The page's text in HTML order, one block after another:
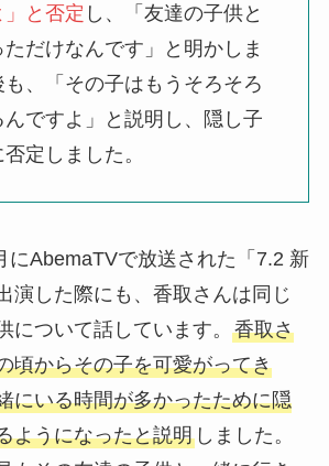
と否定 し、「友達の子供と
だけなんです」と明かしま
も、「その子はもうそろそろ
んですよ」と説明し、隠し子
定しました。
にAbemaTVで放送された「7.2 新
演した際にも、香取さんは同じ
について話しています。 香取さ
頃からその子を可愛がってき
にいる時間が多かったために隠
ようになったと説明しました。